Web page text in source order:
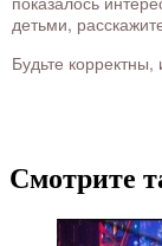
детьми,
Будьте
Смотрите